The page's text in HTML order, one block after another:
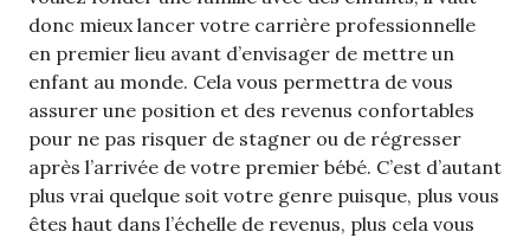
donc mieux lancer votre carrière professionnelle
en premier lieu avant d’envisager de mettre un
enfant au monde. Cela vous permettra de vous
assurer une position et des revenus confortables
pour ne pas risquer de stagner ou de régresser
après l’arrivée de votre premier bébé. C’est d’autant
plus vrai quelque soit votre genre puisque, plus vous
êtes haut dans l’échelle de revenus, plus cela vous